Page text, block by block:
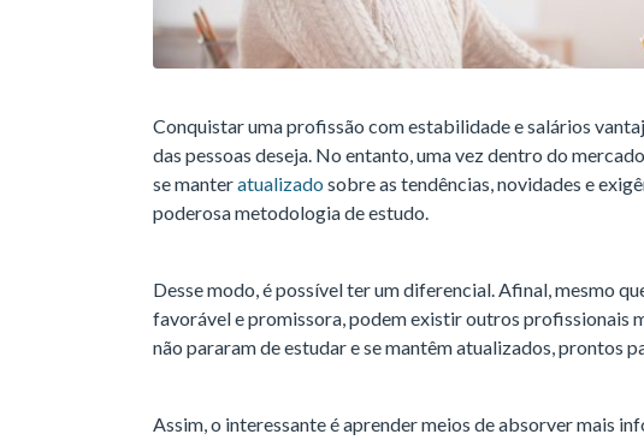
Conquistar uma profissão com estabilidade e salários
das pessoas deseja. No entanto, uma vez dentro do
se manteratualizado sobre as tendências, novidades e
poderosa metodologia de estudo.
Desse modo, é possível ter um diferencial. Afinal, mesmo
favorável e promissora, podem existir outros profissionais
não pararam de estudar e se mantêm atualizados, prontos
Assim, o interessante é aprender meios de absorver mais